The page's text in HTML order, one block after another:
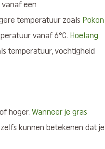
vanaf een
temperatuur zoals Pokon
vanaf 6°C. Hoelang
temperatuur, vochtigheid
hoger. Wanneer je gras
kunnen betekenen dat je